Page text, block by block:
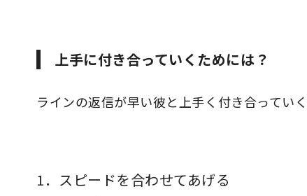
上手に付き合っていくためには？
ラインの返信が早い彼と上手く付き合ってい
1．スピードを合わせてあげる